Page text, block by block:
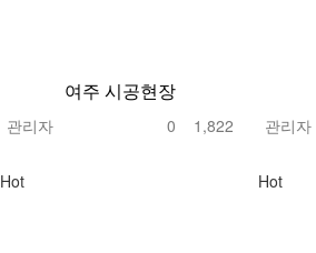
여주 시공현장
관리자 0 1,822 관리자
Hot Hot